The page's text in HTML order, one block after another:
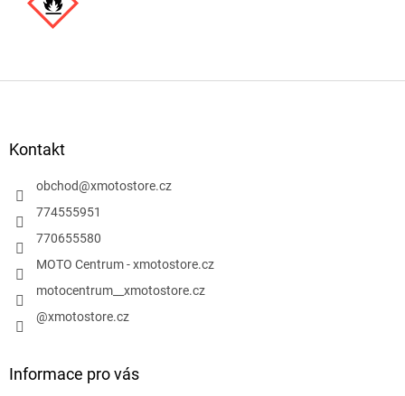
Kontakt
obchod@xmotostore.cz
774555951
770655580
MOTO Centrum - xmotostore.cz
motocentrum__xmotostore.cz
@xmotostore.cz
Informace pro vás